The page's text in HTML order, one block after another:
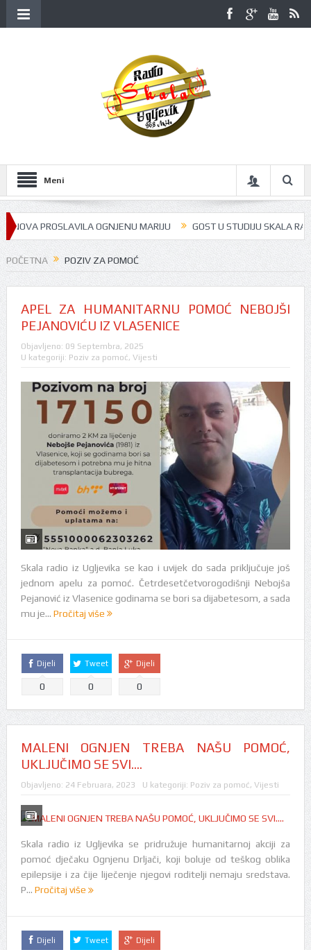
Meni
OGNJENU MARIJU GOST U STUDIJU SKALA RADIJA
POČETNA POZIV ZA POMOĆ
APEL ZA HUMANITARNU POMOĆ NEBOJŠI
PEJANOVIĆU IZ VLASENICE
Objavljeno: 09 Septembra, 2025
U kategoriji: Poziv za pomoć, Vijesti
Skala radio iz Ugljevika se kao i uvijek do sada priključuje još
jednom apelu za pomoć. Četrdesetčetvorogodišnji Nebojša
Pejanović iz Vlasenice godinama se bori sa dijabetesom, a sada
mu je... Pročitaj više
Dijeli
0
Tweet
0
Dijeli
0
MALENI OGNJEN TREBA NAŠU POMOĆ,
UKLJUČIMO SE SVI….
Objavljeno: 24 Februara, 2023 U kategoriji: Poziv za pomoć, Vijesti
Skala radio iz Ugljevika se pridružuje humanitarnoj akciji za
pomoć dječaku Ognjenu Drljači, koji boluje od teškog oblika
epilepsije i za čije liječenje njegovi roditelji nemaju sredstava.
P... Pročitaj više
Dijeli Tweet Dijeli